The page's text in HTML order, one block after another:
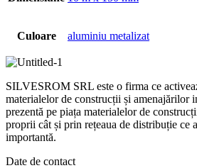
Culoare aluminiu metalizat
SILVESROM SRL este o firma ce
materialelor de construcții și amenajărilor
prezentă pe piața materialelor de
proprii cât și prin rețeaua de distribuție ce
importantă.
Date de contact